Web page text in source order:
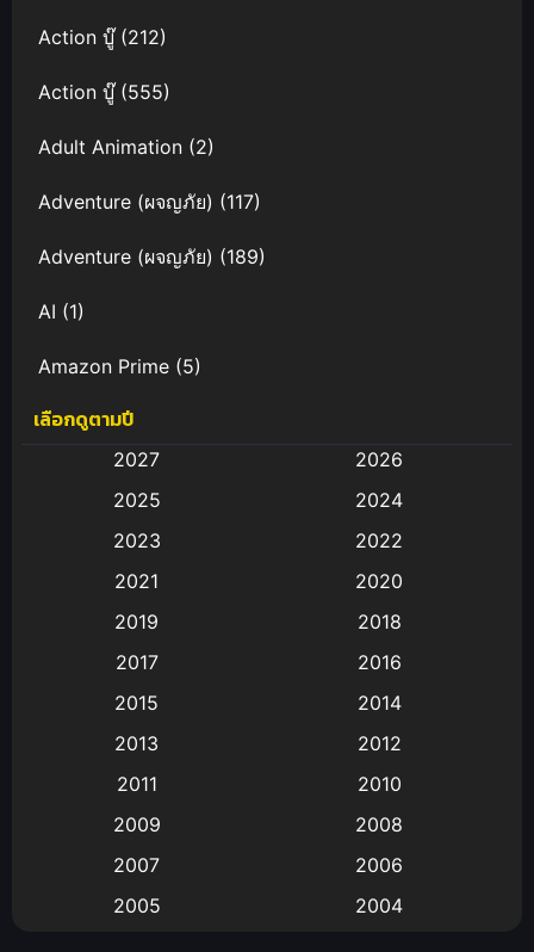
Action บู๊(212)
Action บู๊(555)
Adult Animation (2)
Adventure (ผจญภัย) (117)
Adventure (ผจญภัย) (189)
AI (1)
Amazon Prime (5)
Anal (ประตูหลัง)
Animation การ์ตูน
Animation อนิเมะ
Animation แอนิเมชัน
(9)
Big tits (นมใหญ่)
Bitch (ผู้หญิงร่าน)
เลือกดูตามปี
2027
2026
2025
2024
2023
2022
2021
2020
2019
2018
2017
2016
2015
2014
2013
2012
2011
2010
2009
2008
2007
2006
2005
2004